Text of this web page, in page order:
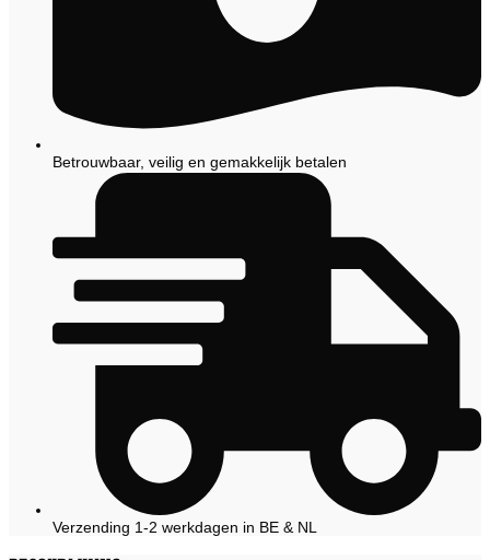
Betrouwbaar, veilig en gemakkelijk betalen
Verzending 1-2 werkdagen in BE & NL